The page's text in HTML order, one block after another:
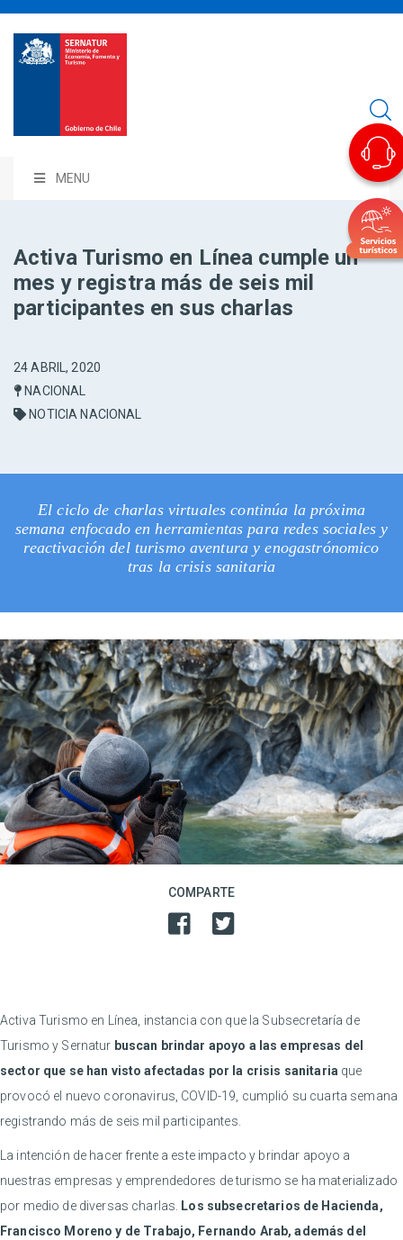
MENU
Activa Turismo en Línea cumple un
mes y registra más de seis mil
participantes en sus charlas
24 ABRIL, 2020
NACIONAL
NOTICIA NACIONAL
El ciclo de charlas virtuales continúa la próxima
semana enfocado en herramientas para redes sociales y
reactivación del turismo aventura y enogastrónomico
tras la crisis sanitaria
COMPARTE
Activa Turismo en Línea, instancia con que la Subsecretaría de
Turismo y Sernatur buscan brindar apoyo a las empresas del
sector que se han visto afectadas por la crisis sanitaria que
provocó el nuevo coronavirus, COVID-19, cumplió su cuarta semana
registrando más de seis mil participantes.
La intención de hacer frente a este impacto y brindar apoyo a
nuestras empresas y emprendedores de turismo se ha materializado
por medio de diversas charlas.
Los subsecretarios de Hacienda,
Francisco Moreno y de Trabajo, Fernando Arab, además del